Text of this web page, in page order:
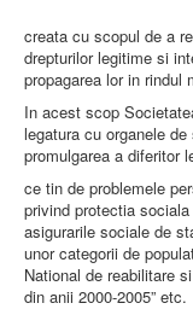
Sport
Contacte
creata cu scopul de a
drepturilor legitime si
propagarea lor in rindul
In acest scop
legatura cu organele
promulgarea a diferitor
ce tin de problemele
privind protectia
asigurarile sociale de
unor categorii de
National de reabilitare
din anii 2000-2005” etc.